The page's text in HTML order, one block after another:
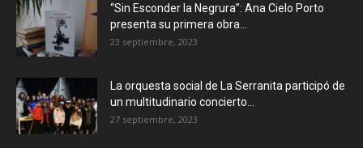
“Sin Esconder la Negrura”: Ana Cielo Porto
presenta su primera obra...
23 septiembre, 2023
La orquesta social de La Serranita participó de
un multitudinario concierto...
27 septiembre, 2023